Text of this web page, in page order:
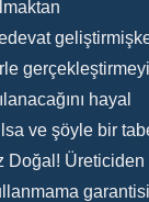
gerçekleştirmeyi
hayal
ve şöyle bir
Doğal! Üreticiden